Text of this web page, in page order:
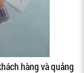
hàng và quảng